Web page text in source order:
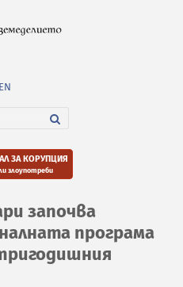
EN
ЗА КОРУПЦИЯ
злоупотреби
започва
програма